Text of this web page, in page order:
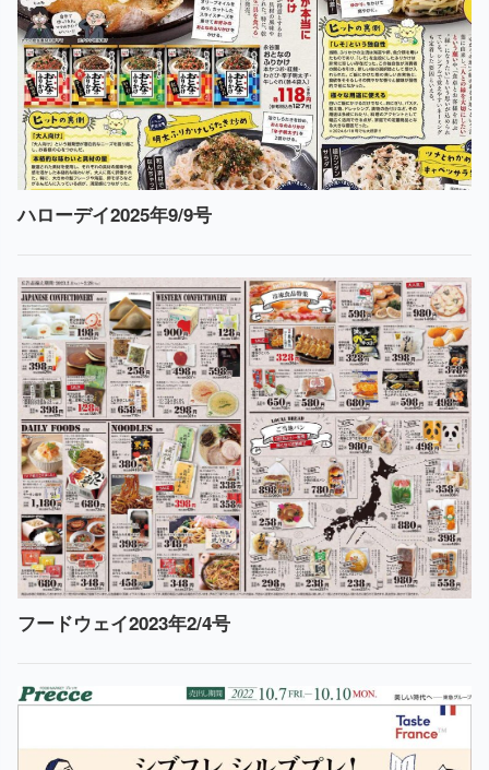
ハローデイ2025年9/9号
フードウェイ2023年2/4号